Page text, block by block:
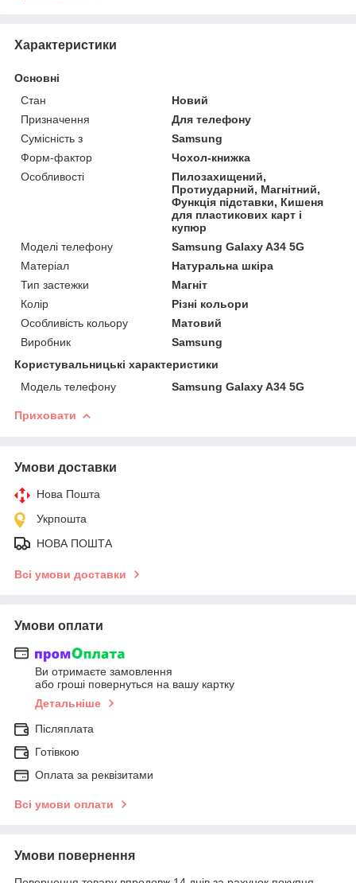
Характеристики
Основні
Стан
Новий
Призначення
Для телефону
Сумісність з
Samsung
Форм-фактор
Чохол-книжка
Особливості
Пилозахищений,
Протиударний, Магнітний,
Функція підставки, Кишеня
для пластикових карт і
купюр
Моделі телефону
Samsung Galaxy A34 5G
Матеріал
Натуральна шкіра
Тип застежки
Магніт
Колір
Різні кольори
Особливість кольору
Матовий
Виробник
Samsung
Користувальницькі характеристики
Модель телефону
Samsung Galaxy A34 5G
Приховати
Умови доставки
Нова Пошта
Укрпошта
НОВА ПОШТА
Всі умови доставки
Умови оплати
Ви отримаєте замовлення
або гроші повернуться на вашу картку
Детальніше
Післяплата
Готівкою
Оплата за реквізитами
Всі умови оплати
Умови повернення